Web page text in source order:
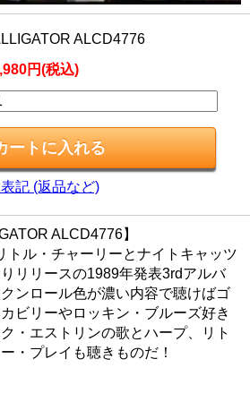
ALCD4776
円(税込)
記 (返品など)
ALCD4776】
トル・チャーリーとナイトキャッツ
リリースの1989年発表3rdアルバ
ンロール色が濃い内容で聴けばゴ
ビリーやロッキン・ブルーズ好き
・エストリンの歌とハープ、リト
・プレイも聴きものだ！